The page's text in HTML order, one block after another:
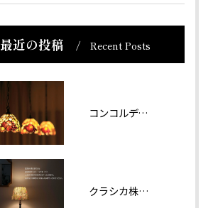
最近の投稿 Recent Posts
コンコルディア照明 販売について
クラシカ株式会社では夏期休業をいただきます。